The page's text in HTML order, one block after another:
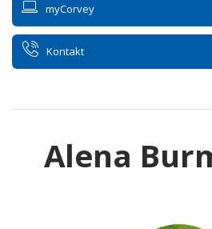
myCorvey
Kontakt
Alena